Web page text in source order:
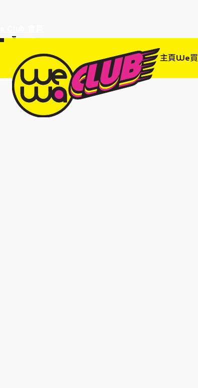
單95折!
輸入優惠
即
達95折!
主頁We買